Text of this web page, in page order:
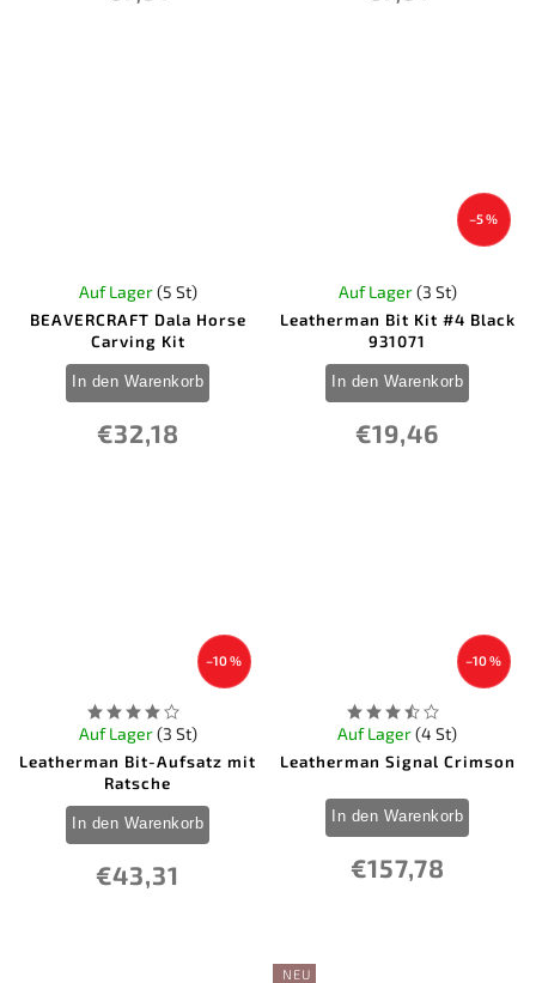
BEAVERCRAFT Dala Horse
Carving Kit
Auf Lager(5 St)
€32,18
In den Warenkorb
–5 %
Leatherman Bit Kit #4 Black
931071
Auf Lager(3 St)
€19,46
In den Warenkorb
–10 %
Leatherman Bit-Aufsatz mit
Ratsche
Auf Lager(3 St)
€43,31
In den Warenkorb
–10 %
Leatherman Signal Crimson
Auf Lager(4 St)
€157,78
In den Warenkorb
NEU